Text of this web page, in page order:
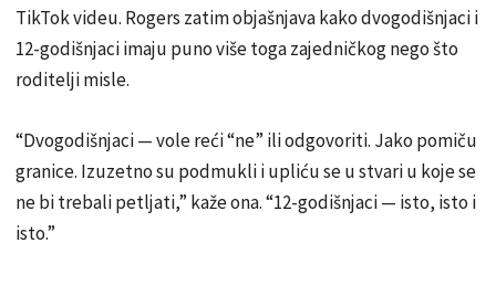
TikTok videu. Rogers zatim objašnjava kako dvogodišnjaci i
12-godišnjaci imaju puno više toga zajedničkog nego što
roditelji misle.
“Dvogodišnjaci — vole reći “ne” ili odgovoriti. Jako pomiču
granice. Izuzetno su podmukli i upliću se u stvari u koje se
ne bi trebali petljati,” kaže ona. “12-godišnjaci — isto, isto i
isto.”